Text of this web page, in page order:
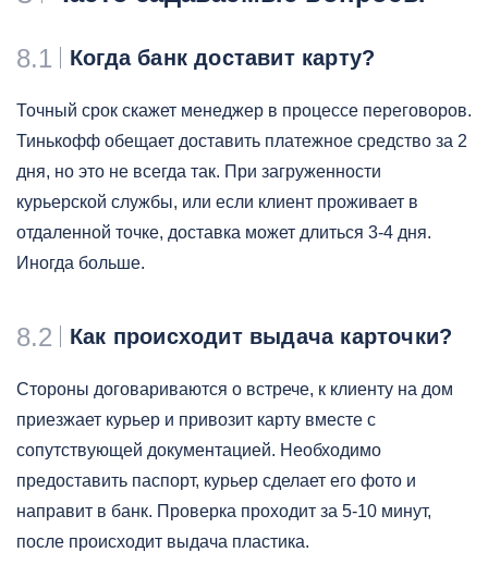
8.1 Когда банк доставит карту?
Точный срок скажет менеджер в процессе переговоров.
Тинькофф обещает доставить платежное средство за 2
дня, но это не всегда так. При загруженности
курьерской службы, или если клиент проживает в
отдаленной точке, доставка может длиться 3-4 дня.
Иногда больше.
8.2 Как происходит выдача карточки?
Стороны договариваются о встрече, к клиенту на дом
приезжает курьер и привозит карту вместе с
сопутствующей документацией. Необходимо
предоставить паспорт, курьер сделает его фото и
направит в банк. Проверка проходит за 5-10 минут,
после происходит выдача пластика.